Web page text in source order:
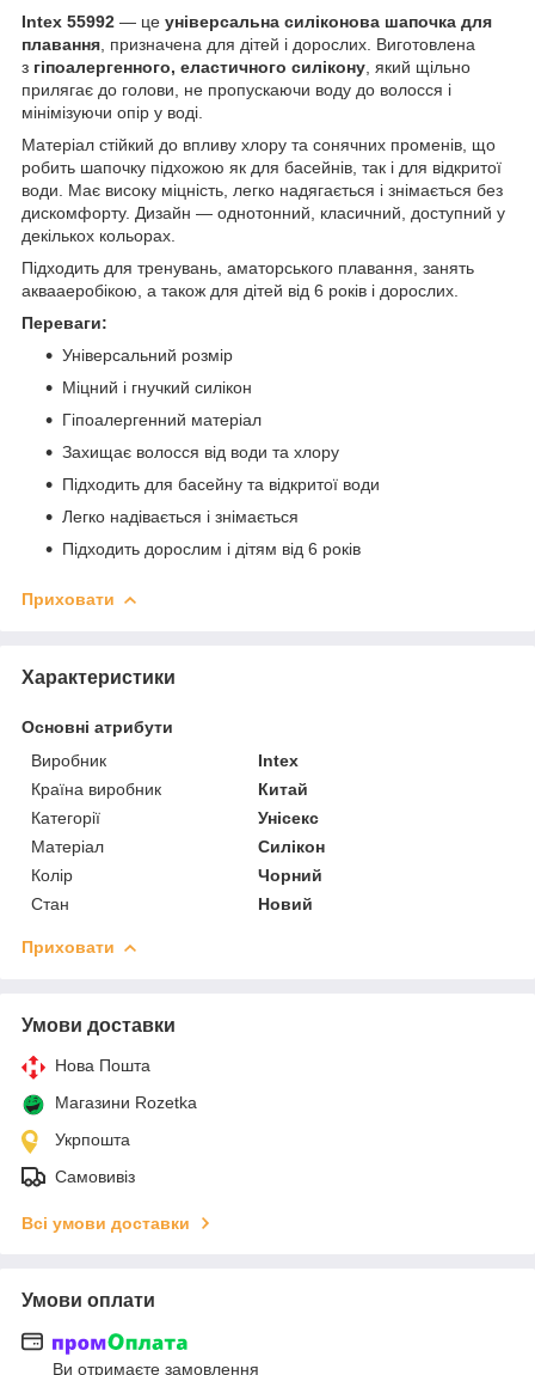
Intex 55992 — це універсальна силіконова шапочка для
плавання , призначена для дітей і дорослих. Виготовлена
з гіпоалергенного, еластичного силікону , який щільно
прилягає до голови, не пропускаючи воду до волосся і
мінімізуючи опір у воді.
Матеріал стійкий до впливу хлору та сонячних променів, що
робить шапочку підхожою як для басейнів, так і для відкритої
води. Має високу міцність, легко надягається і знімається без
дискомфорту. Дизайн — однотонний, класичний, доступний у
декількох кольорах.
Підходить для тренувань, аматорського плавання, занять
аквааеробікою, а також для дітей від 6 років і дорослих.
Переваги:
Універсальний розмір
Міцний і гнучкий силікон
Гіпоалергенний матеріал
Захищає волосся від води та хлору
Підходить для басейну та відкритої води
Легко надівається і знімається
Підходить дорослим і дітям від 6 років
Приховати
Характеристики
Основні атрибути
Виробник
Intex
Країна виробник
Китай
Категорії
Унісекс
Матеріал
Силікон
Колір
Чорний
Стан
Новий
Приховати
Умови доставки
Нова Пошта
Магазини Rozetka
Укрпошта
Самовивіз
Всі умови доставки
Умови оплати
Ви отримаєте замовлення